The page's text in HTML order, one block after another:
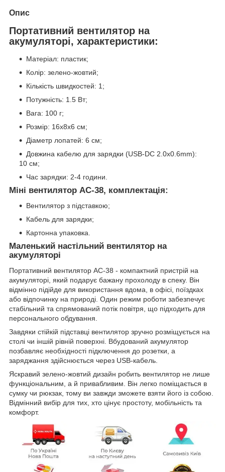
Опис
Портативний вентилятор на
акумуляторі, характеристики:
Матеріал: пластик;
Колір: зелено-жовтий;
Кількість швидкостей: 1;
Потужність: 1.5 Вт;
Вага: 100 г;
Розмір: 16х8х6 см;
Діаметр лопатей: 6 см;
Довжина кабелю для зарядки (USB-DC 2.0x0.6mm):
10 см;
Час зарядки: 2-4 години.
Міні вентилятор AC-38, комплектація:
Вентилятор з підставкою;
Кабель для зарядки;
Картонна упаковка.
Маленький настільний вентилятор на
акумуляторі
Портативний вентилятор AC-38 - компактний пристрій на
акумуляторі, який подарує бажану прохолоду в спеку. Він
відмінно підійде для використання вдома, в офісі, поїздках
або відпочинку на природі. Один режим роботи забезпечує
стабільний та спрямований потік повітря, що підходить для
персонального обдування.
Завдяки стійкій підставці вентилятор зручно розміщується на
столі чи іншій рівній поверхні. Вбудований акумулятор
позбавляє необхідності підключення до розетки, а
заряджання здійснюється через USB-кабель.
Яскравий зелено-жовтий дизайн робить вентилятор не лише
функціональним, а й привабливим. Він легко поміщається в
сумку чи рюкзак, тому ви завжди зможете взяти його із собою.
Відмінний вибір для тих, хто цінує простоту, мобільність та
комфорт.